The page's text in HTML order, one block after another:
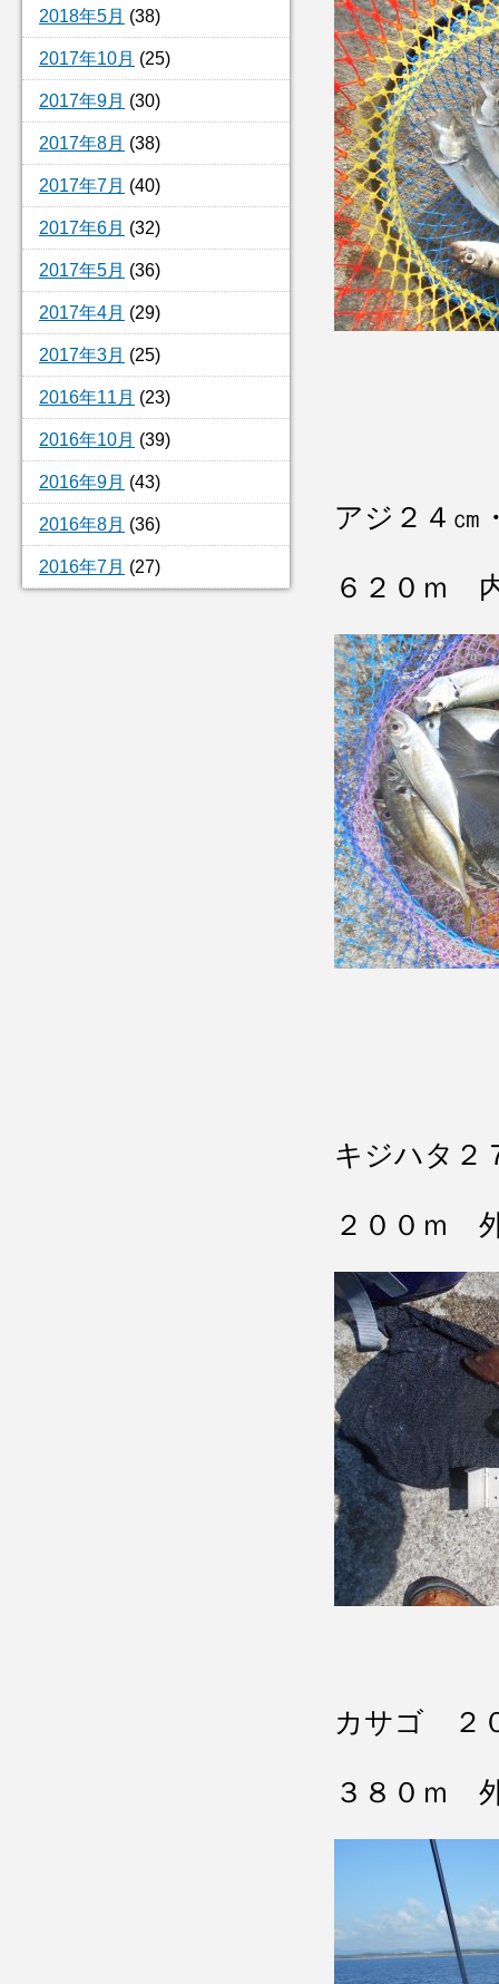
2018年5月 (38)
2017年10月 (25)
2017年9月 (30)
2017年8月 (38)
2017年7月 (40)
2017年6月 (32)
2017年5月 (36)
2017年4月 (29)
2017年3月 (25)
2016年11月 (23)
2016年10月 (39)
2016年9月 (43)
2016年8月 (36)
2016年7月 (27)
アジ２４㎝
６２０ｍ
キジハタ２
２００ｍ
カサゴ ２
３８０ｍ